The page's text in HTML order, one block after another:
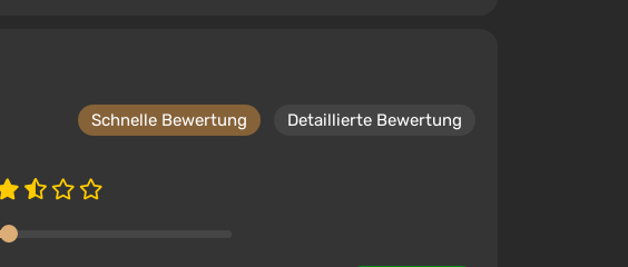
Schnelle Bewertung Detaillierte Bewertung